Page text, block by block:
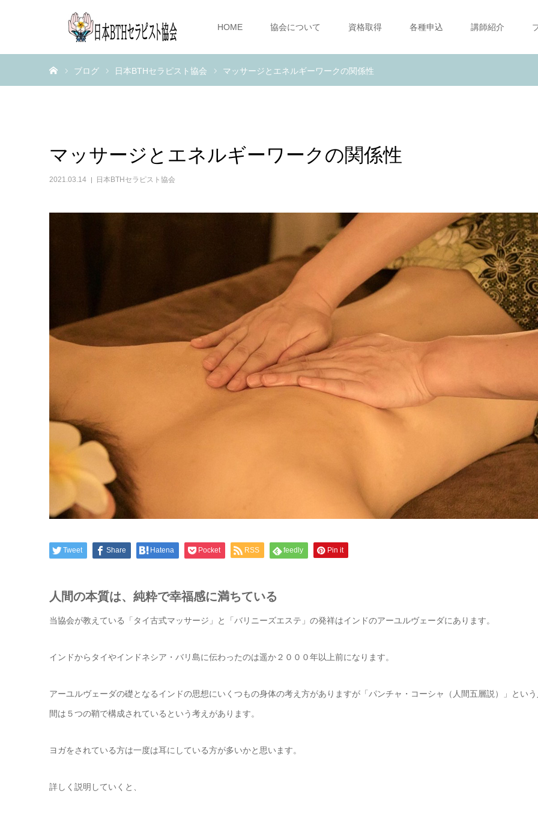
HOME 協会について 資格取得 各種申込 講師紹介
ブログ 日本BTHセラピスト協会 マッサージとエネルギーワークの関係性
マッサージとエネルギーワークの関係性
2021.03.14 日本BTHセラピスト協会
Tweet Share Hatena Pocket RSS feedly Pin it
人間の本質は、純粋で幸福感に満ちている
当協会が教えている「タイ古式マッサージ」と「バリニーズエステ」の発祥はインドのアーユルヴェーダにあります。
インドからタイやインドネシア・バリ島に伝わったのは遥か２０００年以上前になります。
アーユルヴェーダの礎となるインドの思想にいくつもの身体の考え方がありますが「パンチャ・コーシャ（人間五層説）」という
間は５つの鞘で構成されているという考えがあります。
ヨガをされている方は一度は耳にしている方が多いかと思います。
詳しく説明していくと、